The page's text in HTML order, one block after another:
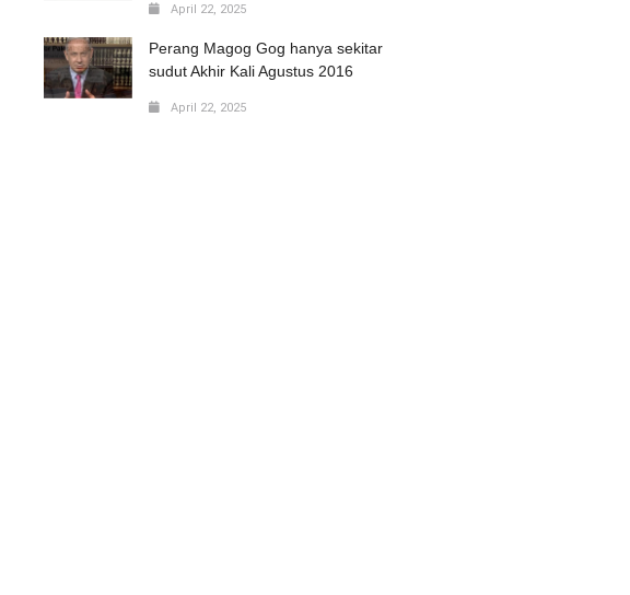
April 22, 2025
Perang Magog Gog hanya sekitar
sudut Akhir Kali Agustus 2016
April 22, 2025